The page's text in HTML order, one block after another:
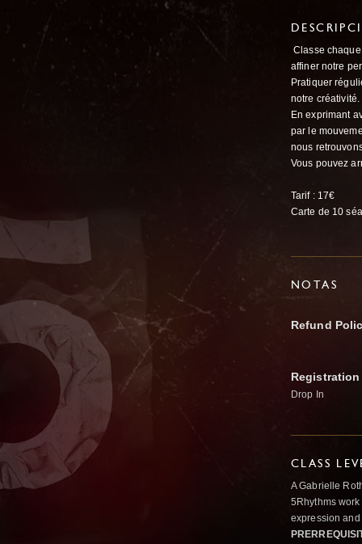
Classe
affiner notre
Pratiquer
notre créativité.
En exprimant
par le
nous
Vous pouvez
Tarif : 17€
Carte de 10
NOTAS
Refund
Drop In
CLASS
A Gabrielle
5Rhythms
expression